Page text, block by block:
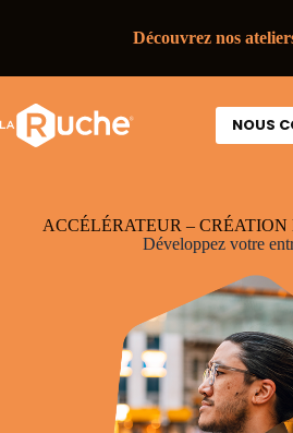
Découvrez nos
NOUS
ACCÉLÉRATEUR –
Développez votre